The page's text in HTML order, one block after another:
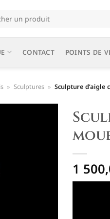
CONTACT POINTS DE
» Sculptures » Sculpture d’aigle
1